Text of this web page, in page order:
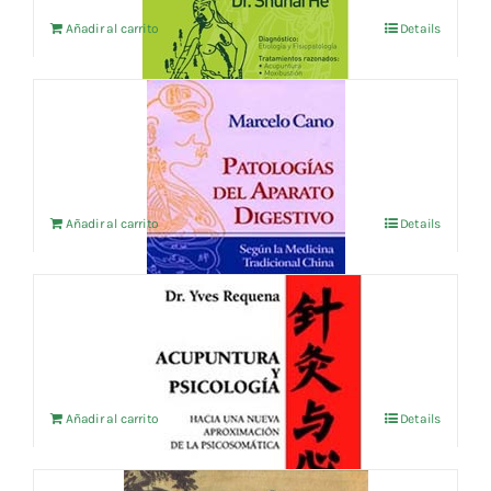
Añadir al carrito Details
PATOLOGIAS DEL APARATO DIGESTIVO
IVA no incluído
Añadir al carrito Details
ACUPUNTURA Y PSICOLOGIA
Añadir al carrito Details